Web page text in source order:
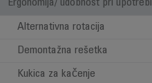
Ergonomija/ udobnost pri upotrebi
Alternativna rotacija
Demontažna rešetka
Kukica za kačenje